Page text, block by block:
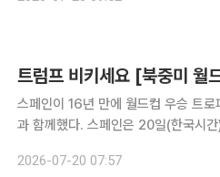
트럼프 비키세요 [북중미 월
스페인이 16년 만에 월드컵 우승 트
과 함께했다. 스페인은 20일(한국시간) 미국 뉴저지주 이스트러더퍼드의 뉴욕 뉴저지 스타디움에서
다. 이어진 시상식에서 트럼프 대통
2026-07-20 07:57